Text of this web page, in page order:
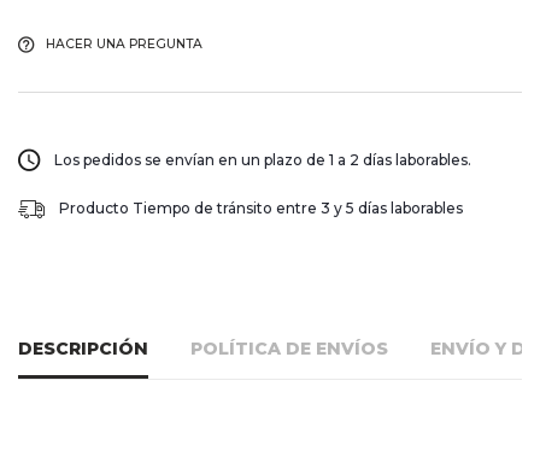
HACER UNA PREGUNTA
Los pedidos se envían en un plazo de 1 a 2 días laborables.
Producto Tiempo de tránsito entre 3 y 5 días laborables
DESCRIPCIÓN POLÍTICA DE ENVÍOS ENVÍO Y